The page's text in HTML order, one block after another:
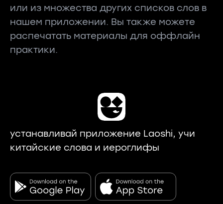
или из множества других списков слов в
нашем приложении. Вы также можете
распечатать материалы для оффлайн
практики.
устанавливай приложение Laoshi, учи
китайские слова и иероглифы